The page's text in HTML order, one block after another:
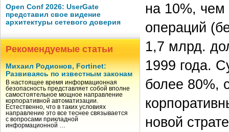
Open Conf 2026: UserGate
представил свое видение
архитектуры сетевого доверия
Рекомендуемые статьи
Михаил Родионов, Fortinet:
Развиваясь по известным законам
В настоящее время информационная
безопасность представляет собой вполне
самостоятельное мощное направление
корпоративной автоматизации.
Естественно, что в таких условиях
направление это все теснее связывается
с вопросами прикладной
информационной …
на 10%, чем
операций
1,7 млрд.
1999 года.
более 80%,
новой